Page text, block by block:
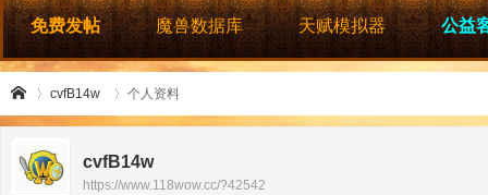
免费发帖 魔兽数据库 天赋模拟器 公益
cvfB14w
›
个人资料
cvfB14w
https://www.118wow.cc/?42542